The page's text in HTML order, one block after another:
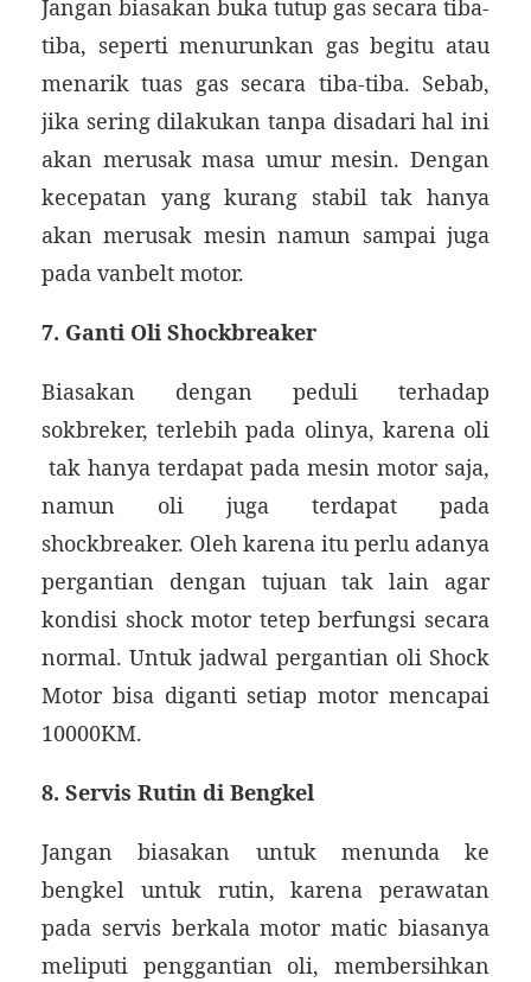
Jangan biasakan buka tutup gas secara tiba-
tiba, seperti menurunkan gas begitu atau
menarik tuas gas secara tiba-tiba. Sebab,
jika sering dilakukan tanpa disadari hal ini
akan merusak masa umur mesin. Dengan
kecepatan yang kurang stabil tak hanya
akan merusak mesin namun sampai juga
pada vanbelt motor.
7. Ganti Oli Shockbreaker
Biasakan dengan peduli terhadap
sokbreker, terlebih pada olinya, karena oli
tak hanya terdapat pada mesin motor saja,
namun oli juga terdapat pada
shockbreaker. Oleh karena itu perlu adanya
pergantian dengan tujuan tak lain agar
kondisi shock motor tetep berfungsi secara
normal. Untuk jadwal pergantian oli Shock
Motor bisa diganti setiap motor mencapai
10000KM.
8. Servis Rutin di Bengkel
Jangan biasakan untuk menunda ke
bengkel untuk rutin, karena perawatan
pada servis berkala motor matic biasanya
meliputi penggantian oli, membersihkan